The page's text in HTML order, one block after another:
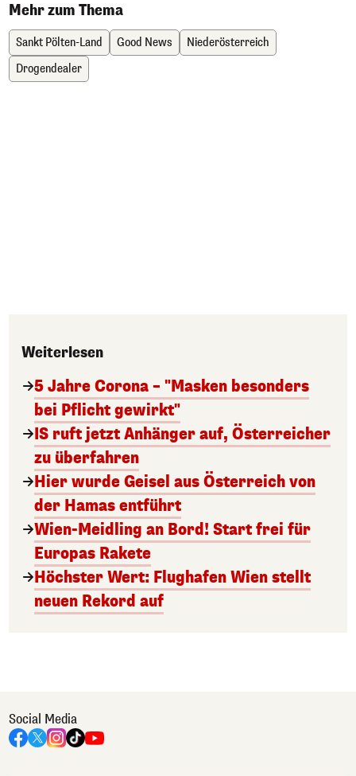
Mehr zum Thema
Sankt Pölten-Land Good News
Niederösterreich
Drogendealer
Weiterlesen
5 Jahre Corona – "Masken besonders
bei Pflicht gewirkt"
IS ruft jetzt Anhänger auf, Österreicher
zu überfahren
Hier wurde Geisel aus Österreich von
der Hamas entführt
Wien-Meidling an Bord! Start frei für
Europas Rakete
Höchster Wert: Flughafen Wien stellt
neuen Rekord auf
Social Media